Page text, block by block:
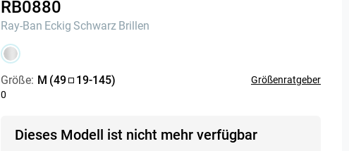
RB0880
Ray-Ban Eckig Schwarz Brillen
Größe: M (49 19-145)
Größenratgeber
0
Dieses Modell ist nicht mehr verfügbar